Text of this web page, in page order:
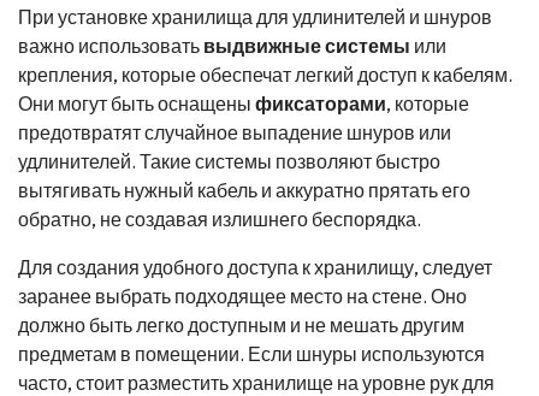
При установке хранилища для удлинителей и шнуров
важно использовать выдвижные системы или
крепления, которые обеспечат легкий доступ к кабелям.
Они могут быть оснащены фиксаторами, которые
предотвратят случайное выпадение шнуров или
удлинителей. Такие системы позволяют быстро
вытягивать нужный кабель и аккуратно прятать его
обратно, не создавая излишнего беспорядка.
Для создания удобного доступа к хранилищу, следует
заранее выбрать подходящее место на стене. Оно
должно быть легко доступным и не мешать другим
предметам в помещении. Если шнуры используются
часто, стоит разместить хранилище на уровне рук для